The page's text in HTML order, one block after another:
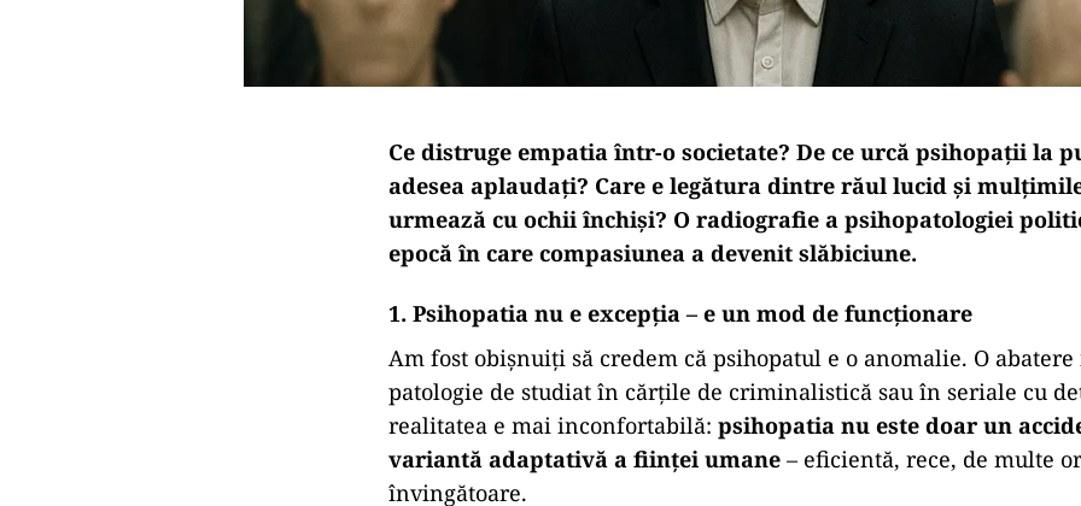
Ce distruge empatia într-o societate? De ce urcă psihopații la
adesea aplaudați? Care e legătura dintre răul lucid și
urmează cu ochii închiși? O radiografie a psihopatologiei
epocă în care compasiunea a devenit slăbiciune.
1. Psihopatia nu e excepția – e un mod de funcționare
Am fost obișnuiți să credem că psihopatul e o anomalie. O abatere
patologie de studiat în cărțile de criminalistică sau în seriale cu
realitatea e mai inconfortabilă: psihopatia nu este doar un
variantă adaptativă a ființei umane – eficientă, rece, de multe
învingătoare.